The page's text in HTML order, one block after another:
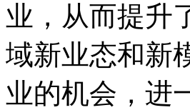
业，从而提升
域新业态和新
业的机会，进